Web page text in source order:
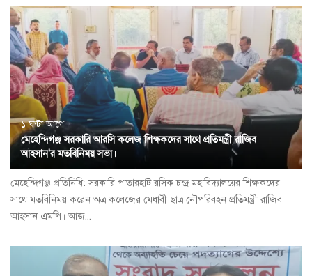
১ ঘন্টা আগে
মেহেন্দিগঞ্জ সরকারি আরসি কলেজ শিক্ষকদের সাথে প্রতিমন্ত্রী রাজিব
আহসান'র মতবিনিময় সভা।
মেহেন্দিগঞ্জ প্রতিনিধি: সরকারি পাতারহাট রসিক চন্দ্র মহাবিদ্যালয়ের শিক্ষকদের
সাথে মতবিনিময় করেন অত্র কলেজের মেধাবী ছাত্র নৌপরিবহন প্রতিমন্ত্রী রাজিব
আহসান এমপি। আজ...